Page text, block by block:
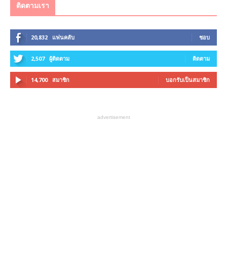
ติดตามเรา
20,832 แฟนคลับ ชอบ
2,507 ผู้ติดตาม ติดตาม
14,700 สมาชิก บอกรับเป็นสมาชิก
advertisement